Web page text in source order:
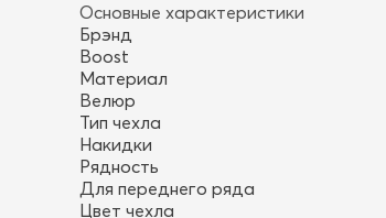
Основные характеристики
Брэнд
Boost
Материал
Велюр
Тип чехла
Накидки
Рядность
Для переднего ряда
Цвет чехла